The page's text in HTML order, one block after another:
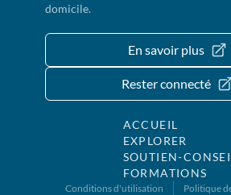
domicile.
En savoir plus
Rester connecté
ACCUEIL
EXPLORER
SOUTIEN-
FORMATIONS
Conditions d'utilisation Politique